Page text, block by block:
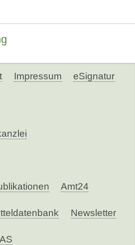
Impressum eSignatur
Amt24
Newsletter